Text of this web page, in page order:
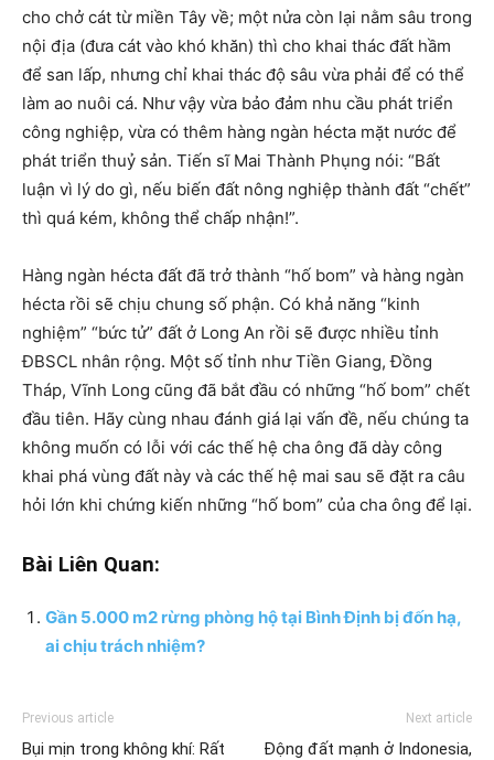
cho chở cát từ miền Tây về; một nửa còn lại nằm sâu trong
nội địa (đưa cát vào khó khăn) thì cho khai thác đất hầm
để san lấp, nhưng chỉ khai thác độ sâu vừa phải để có thể
làm ao nuôi cá. Như vậy vừa bảo đảm nhu cầu phát triển
công nghiệp, vừa có thêm hàng ngàn hécta mặt nước để
phát triển thuỷ sản. Tiến sĩ Mai Thành Phụng nói: “Bất
luận vì lý do gì, nếu biến đất nông nghiệp thành đất “chết”
thì quá kém, không thể chấp nhận!”.
Hàng ngàn hécta đất đã trở thành “hố bom” và hàng ngàn
hécta rồi sẽ chịu chung số phận. Có khả năng “kinh
nghiệm” “bức tử” đất ở Long An rồi sẽ được nhiều tỉnh
ĐBSCL nhân rộng. Một số tỉnh như Tiền Giang, Đồng
Tháp, Vĩnh Long cũng đã bắt đầu có những “hố bom” chết
đầu tiên. Hãy cùng nhau đánh giá lại vấn đề, nếu chúng ta
không muốn có lỗi với các thế hệ cha ông đã dày công
khai phá vùng đất này và các thế hệ mai sau sẽ đặt ra câu
hỏi lớn khi chứng kiến những “hố bom” của cha ông để lại.
Bài Liên Quan:
Gần 5.000 m2 rừng phòng hộ tại Bình Định bị đốn hạ,
ai chịu trách nhiệm?
Previous article
Bụi mịn trong không khí: Rất
Next article
Động đất mạnh ở Indonesia,